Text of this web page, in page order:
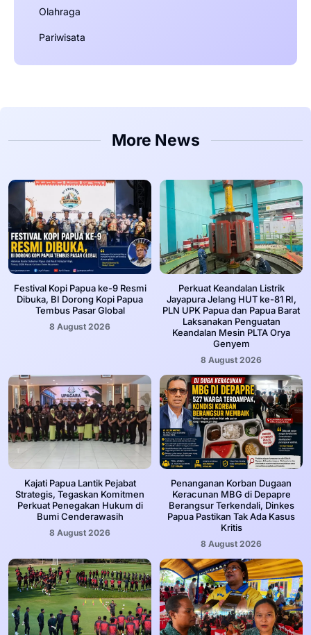
Olahraga
Pariwisata
More News
Festival Kopi Papua ke-9 Resmi
Dibuka, BI Dorong Kopi Papua
Tembus Pasar Global
8 August 2026
Perkuat Keandalan Listrik
Jayapura Jelang HUT ke-81 RI,
PLN UPK Papua dan Papua Barat
Laksanakan Penguatan
Keandalan Mesin PLTA Orya
Genyem
8 August 2026
Kajati Papua Lantik Pejabat
Strategis, Tegaskan Komitmen
Perkuat Penegakan Hukum di
Bumi Cenderawasih
8 August 2026
Penanganan Korban Dugaan
Keracunan MBG di Depapre
Berangsur Terkendali, Dinkes
Papua Pastikan Tak Ada Kasus
Kritis
8 August 2026